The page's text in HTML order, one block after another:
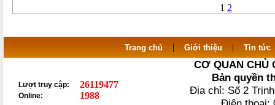
1 2
Trang chủ | Giới thiệu | Tin tức
Lượt truy cập: 26119477
Online: 1988
CƠ QUAN CHỦ
Bản quyền
Địa chỉ: Số 2